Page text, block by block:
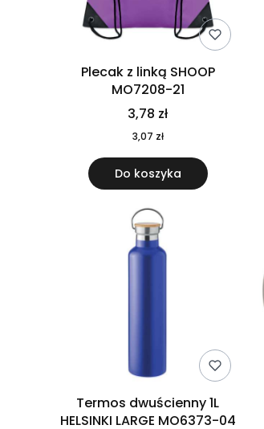
Plecak z linką SHOOP
MO7208-21
3,78 zł
3,07 zł
Do koszyka
Termos dwuścienny 1L
HELSINKI LARGE MO6373-04